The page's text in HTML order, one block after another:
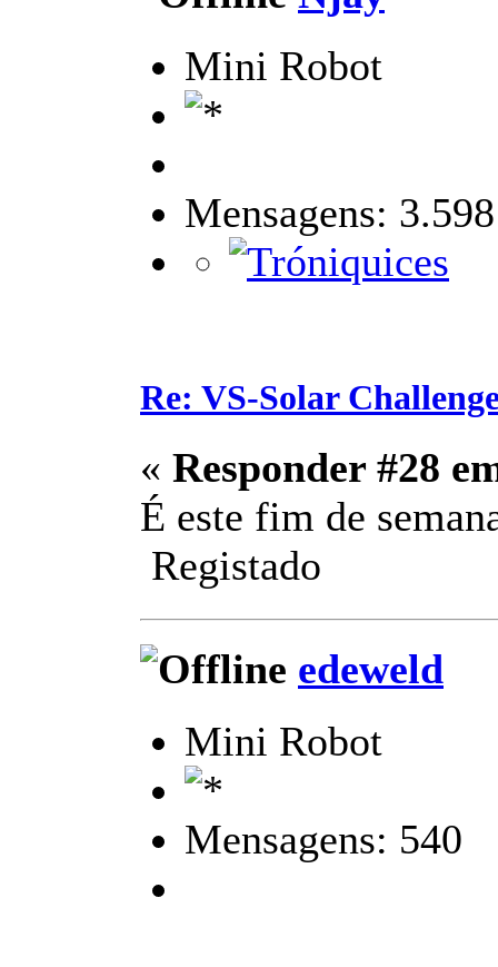
Mini Robot
Mensagens: 3.598
Re: VS-Solar
« Responder #28
É este fim de
Registado
edeweld
Mini Robot
Mensagens: 540